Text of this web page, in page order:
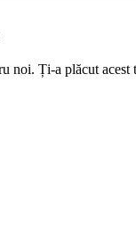
noi. Ți-a plăcut